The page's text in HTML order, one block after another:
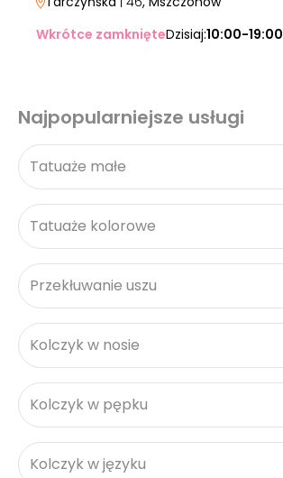
Wkrótce zamknięteDzisiaj:10:00-19:00
Najpopularniejsze usługi
Tatuaże małe
Tatuaże kolorowe
Przekłuwanie uszu
Kolczyk w nosie
Kolczyk w pępku
Kolczyk w języku